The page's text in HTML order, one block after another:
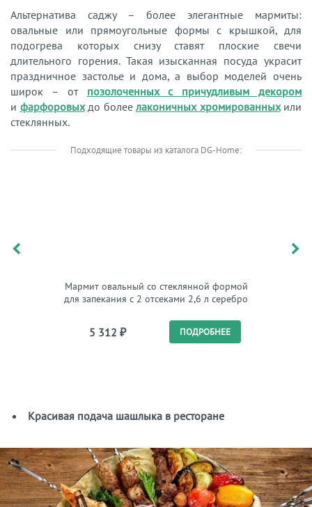
Альтернатива саджу – более элегантные мармиты:
овальные или прямоугольные формы с крышкой, для
подогрева которых снизу ставят плоские свечи
длительного горения. Такая изысканная посуда украсит
праздничное застолье и дома, а выбор моделей очень
широк – от позолоченных с причудливым декором
и фарфоровыхдо более лаконичных хромированныхили
стеклянных.
Подходящие товары из каталога DG-Home:
Мармит овальный со стеклянной формой
для запекания с 2 отсеками 2,6 л серебро
5 312 ₽ ПОДРОБНЕЕ
Красивая подача шашлыка в ресторане